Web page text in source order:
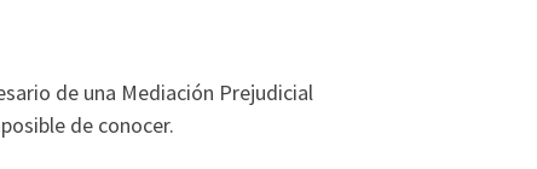
de una Mediación Prejudicial
de conocer.